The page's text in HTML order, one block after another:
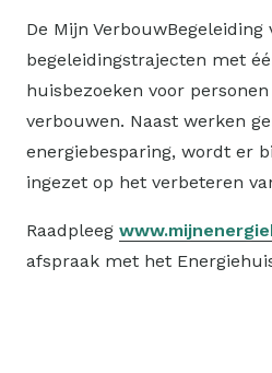
De Mijn VerbouwBegeleiding
begeleidingstrajecten met
huisbezoeken voor
verbouwen. Naast werken
energiebesparing, wordt er
ingezet op het verbeteren
Raadpleeg
afspraak met het